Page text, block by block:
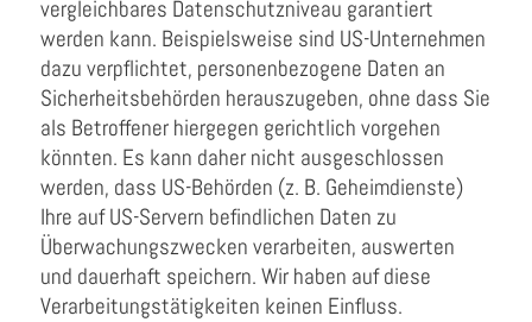
vergleichbares Datenschutzniveau garantiert
werden kann. Beispielsweise sind US-Unternehmen
dazu verpflichtet, personenbezogene Daten an
Sicherheitsbehörden herauszugeben, ohne dass Sie
als Betroffener hiergegen gerichtlich vorgehen
könnten. Es kann daher nicht ausgeschlossen
werden, dass US-Behörden (z. B. Geheimdienste)
Ihre auf US-Servern befindlichen Daten zu
Überwachungszwecken verarbeiten, auswerten
und dauerhaft speichern. Wir haben auf diese
Verarbeitungstätigkeiten keinen Einfluss.